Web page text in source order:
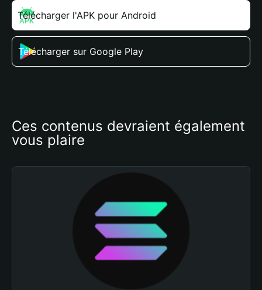
Télécharger l'APK pour Android
Télécharger sur Google Play
Ces contenus devraient également
vous plaire